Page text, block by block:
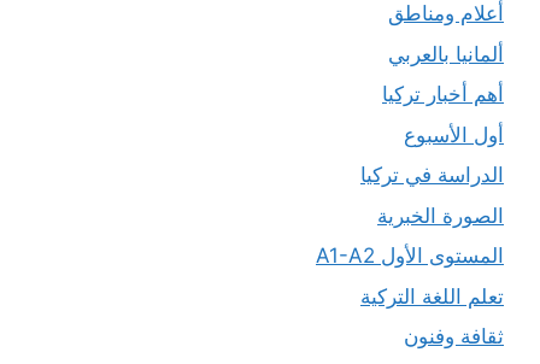
أعلام ومناطق
ألمانيا بالعربي
أهم أخبار تركيا
أول الأسبوع
الدراسة في تركيا
الصورة الخبرية
المستوى الأول A1-A2
تعلم اللغة التركية
ثقافة وفنون